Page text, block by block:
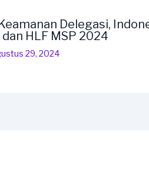
Delegasi,
HLF MSP 2024
29, 2024